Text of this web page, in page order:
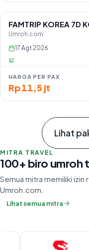
Sisa 45 seat
FAMTRIP KOREA 7D
Umroh.com
17 Agt 2026
HARGA PER PAX
Rp 11,5 jt
Lihat
MITRA TRAVEL
100+ biro umroh
Semua mitra memiliki
Umroh.com.
Lihat semua mitra